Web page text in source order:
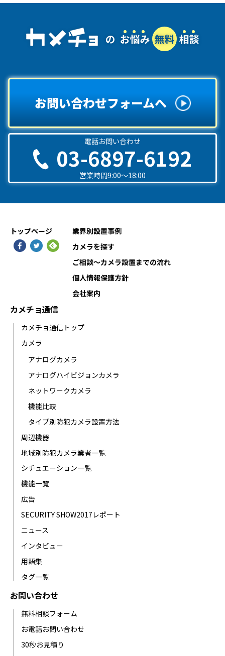
お問い合わせフォームへ
電話お問い合わせ
03-6897-6192
営業時間9:00〜18:00
トップページ
業界別設置事例
カメラを探す
ご相談〜カメラ設置までの流れ
個人情報保護方針
会社案内
カメチョ通信
カメチョ通信トップ
カメラ
アナログカメラ
アナログハイビジョンカメラ
ネットワークカメラ
機能比較
タイプ別防犯カメラ設置方法
周辺機器
地域別防犯カメラ業者一覧
シチュエーション一覧
機能一覧
広告
SECURITY SHOW2017レポート
ニュース
インタビュー
用語集
タグ一覧
お問い合わせ
無料相談フォーム
お電話お問い合わせ
30秒お見積り